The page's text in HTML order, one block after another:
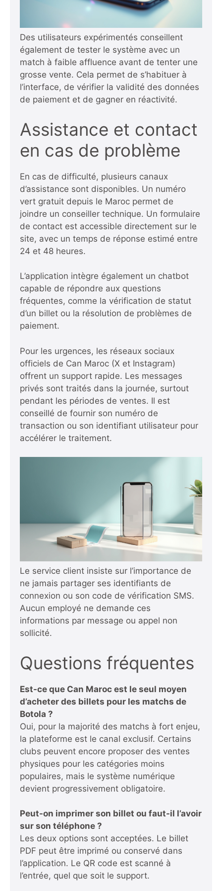
Des utilisateurs expérimentés conseillent
également de tester le système avec un
match à faible affluence avant de tenter une
grosse vente. Cela permet de s’habituer à
l’interface, de vérifier la validité des données
de paiement et de gagner en réactivité.
Assistance et contact
en cas de problème
En cas de difficulté, plusieurs canaux
d’assistance sont disponibles. Un numéro
vert gratuit depuis le Maroc permet de
joindre un conseiller technique. Un formulaire
de contact est accessible directement sur le
site, avec un temps de réponse estimé entre
24 et 48 heures.
L’application intègre également un chatbot
capable de répondre aux questions
fréquentes, comme la vérification de statut
d’un billet ou la résolution de problèmes de
paiement.
Pour les urgences, les réseaux sociaux
officiels de Can Maroc (X et Instagram)
offrent un support rapide. Les messages
privés sont traités dans la journée, surtout
pendant les périodes de ventes. Il est
conseillé de fournir son numéro de
transaction ou son identifiant utilisateur pour
accélérer le traitement.
Le service client insiste sur l’importance de
ne jamais partager ses identifiants de
connexion ou son code de vérification SMS.
Aucun employé ne demande ces
informations par message ou appel non
sollicité.
Questions fréquentes
Est-ce que Can Maroc est le seul moyen
d’acheter des billets pour les matchs de
Botola ?
Oui, pour la majorité des matchs à fort enjeu,
la plateforme est le canal exclusif. Certains
clubs peuvent encore proposer des ventes
physiques pour les catégories moins
populaires, mais le système numérique
devient progressivement obligatoire.
Peut-on imprimer son billet ou faut-il l’avoir
sur son téléphone ?
Les deux options sont acceptées. Le billet
PDF peut être imprimé ou conservé dans
l’application. Le QR code est scanné à
l’entrée, quel que soit le support.